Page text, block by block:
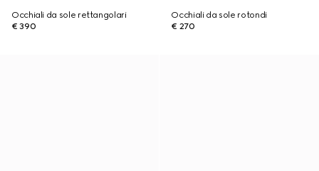
Occhiali da sole rettangolari
€ 390
Occhiali da sole rotondi
€ 270